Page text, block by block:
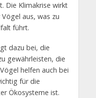
Die Klimakrise wirkt
aus, was zu
führt.
dazu bei, die
gewährleisten, die
helfen auch bei
für die
Ökosysteme ist.